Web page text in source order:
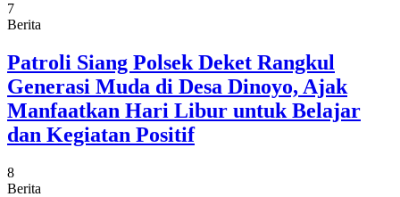
7
Berita
Patroli Siang Polsek Deket Rangkul
Generasi Muda di Desa Dinoyo, Ajak
Manfaatkan Hari Libur untuk Belajar
dan Kegiatan Positif
8
Berita